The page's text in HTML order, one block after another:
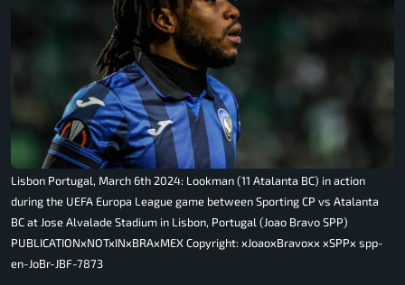
Lisbon Portugal, March 6th 2024: Lookman (11 Atalanta BC) in action
during the UEFA Europa League game between Sporting CP vs Atalanta
BC at Jose Alvalade Stadium in Lisbon, Portugal (Joao Bravo SPP)
PUBLICATIONxNOTxINxBRAxMEX Copyright: xJoaoxBravoxx xSPPx spp-
en-JoBr-JBF-7873